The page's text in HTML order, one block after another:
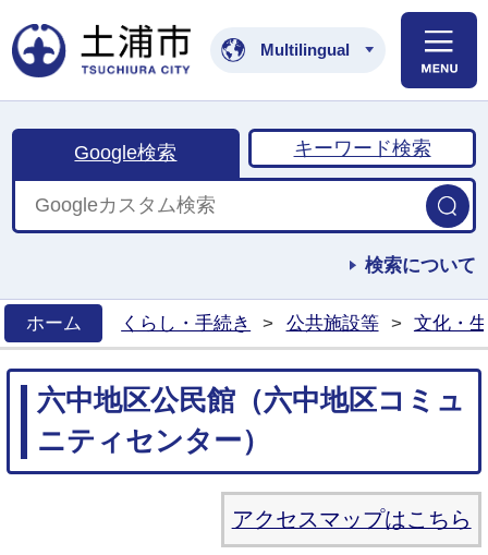
土浦市公式ホームペ
Multilingual
Google検索 キーワード検索
検索について
ホーム
くらし・手続き > 公共施設等 > 文化・
六中地区公民館（六中地区コミュ
ニティセンター）
アクセスマップはこちら